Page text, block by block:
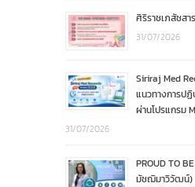
ศิริราชเภสัชส
31/07/2026
Siriraj Med
แนวทางการปฏิ
ผ่านโปรแกรม
31/07/2026
PROUD TO
มัชฌิมาวิวัฒน์)